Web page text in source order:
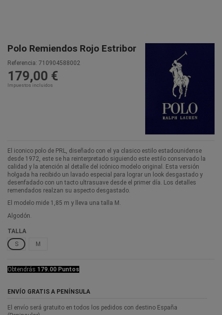
Polo Remiendos Rojo Estribor
Referencia: 710904588002
179,00 €
Impuestos incluidos
El iconico polo de PRL, diseñado con el ya clasico estilo estadounidense
desde 1972, este se ha reinterpretado siguiendo este estilo conservado la
calidad y la atención al detalle del icónico modelo original. Esta versión
holgada ha recibido un lavado especial para lograr un look desgastado y
desenfadado con un tacto ultrasuave desde el primer día. Los detalles
remendados realzan su aspecto desgastado.
El modelo mide 1,85 m y lleva una talla M.
Algodón.
TALLA
S
M
Obtendrás 179.00 Puntos
ENVÍO GRATIS A PENÍNSULA
El envío será gratuito en todos los pedidos con destino España